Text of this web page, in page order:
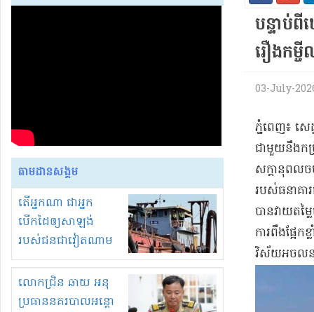
តាមដានសង្គម
តើអ្នកណា ជាអ្នក
បើកដៃឲ្យសាឡង់
របស់ជនជាវៀតណាម
ចូល មកខុស
ច្បាប់លួចបូមខ្សាច់នៅ
ក្នុងប្រទេសកម្ពុជា
លោកជ្រិន ឆាយ អនុ
ប្រធាននគរបាលអន្តោ
បន្ទាប់
រឿង​កម្
03-July-
ភ្នំពេញ​៖ សេ
ជាមួយនឹង​ក
សក្តានុពល​ច
របស់​ធនាគា
បាន​វាយតម្
ការពឹងផ្អែ
វិស័យ​អចលន